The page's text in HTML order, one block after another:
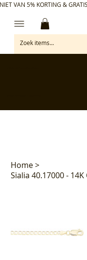
VAN 5% KORTING &
Home>
Sialia 40.17000 -